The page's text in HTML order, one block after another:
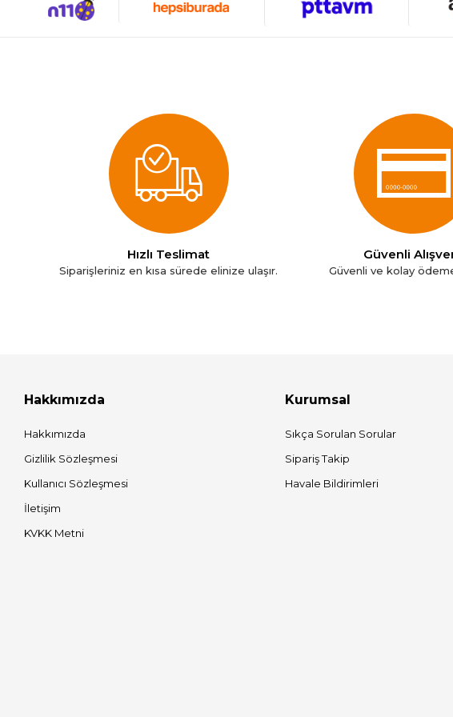
Samsung
Hızlı Teslimat
Siparişleriniz en kısa sürede elinize ulaşır.
Güvenli
Güvenli ve kolay
Hakkımızda
Hakkımızda
Gizlilik Sözleşmesi
Kullanıcı Sözleşmesi
İletişim
KVKK Metni
Kurumsal
Sıkça Sorulan Sorular
Sipariş Takip
Havale Bildirimleri